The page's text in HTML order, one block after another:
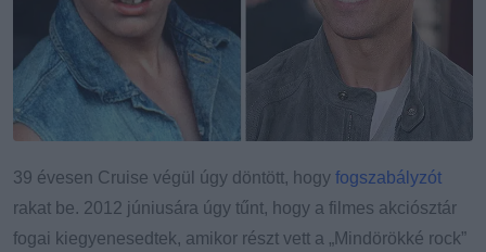
39 évesen Cruise végül úgy döntött, hogy fogszabályzót
rakat be. 2012 júniusára úgy tűnt, hogy a filmes akciósztár
fogai kiegyenesedtek, amikor részt vett a „Mindörökké rock”